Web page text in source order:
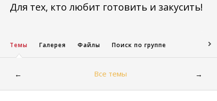
Для тех, кто любит готовить и закусить!
329
Темы Галерея Файлы Поиск по группе
← Все темы →